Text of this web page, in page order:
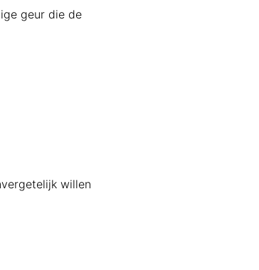
geur die de
willen